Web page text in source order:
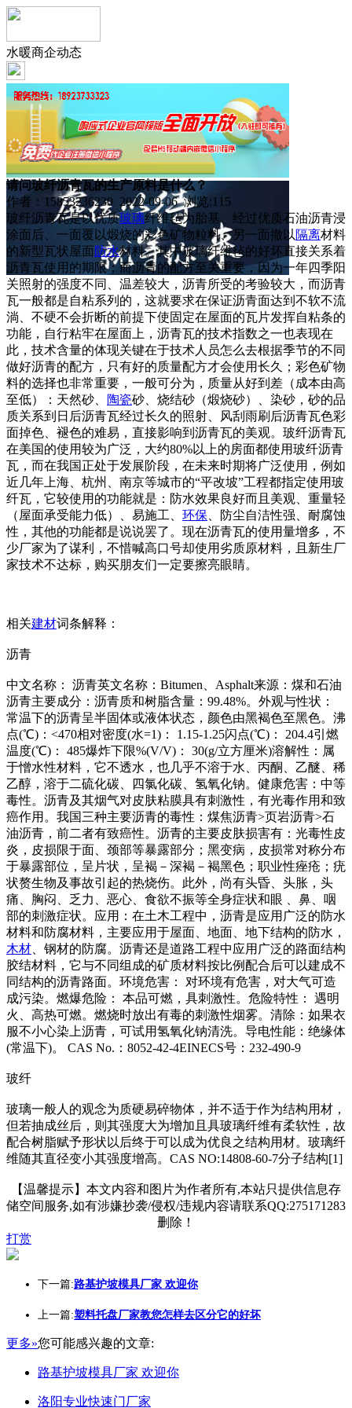
水暖商企动态
请问玻纤沥青瓦的生产原料是什么？
作者：15853236230 2022-09-06 浏览:115
玻纤沥青瓦是以优质玻璃纤维毡为胎基、经过优质石油沥青浸
涂面后、一面覆以煅烧的彩色矿物粒料、另一面撤以 隔离材料
的新型瓦状屋面防水材料。其中玻璃纤维毡的好坏直接关系着
沥青瓦使用的期限；而沥青的配方至关重要，因为一年四季阳
关照射的强度不同、温差较大，沥青所受的考验较大，而沥青
瓦一般都是自粘系列的，这就要求在保证沥青面达到不软不流
淌、不硬不会折断的前提下使固定在屋面的瓦片发挥自粘条的
功能，自行粘牢在屋面上，沥青瓦的技术指数之一也表现在
此，技术含量的体现关键在于技术人员怎么去根据季节的不同
做好沥青的配方，只有好的质量配方才会使用长久；彩色矿物
料的选择也非常重要，一般可分为，质量从好到差（成本由高
至低）：天然砂、
陶瓷砂、烧结砂（煅烧砂）、染砂，砂的品
质关系到日后沥青瓦经过长久的照射、风刮雨刷后沥青瓦色彩
面掉色、褪色的难易，直接影响到沥青瓦的美观。玻纤沥青瓦
在美国的使用较为广泛，大约80%以上的房面都使用玻纤沥青
瓦，而在我国正处于发展阶段，在未来时期将广泛使用，例如
近几年上海、杭州、南京等城市的“平改坡”工程都指定使用玻
纤瓦，它较使用的功能就是：防水效果良好而且美观、重量轻
（屋面承受能力低）、易施工、 环保 、防尘自洁性强、耐腐蚀
性，其他的功能都是说说罢了。现在沥青瓦的使用量增多，不
少厂家为了谋利，不惜喊高口号却使用劣质原材料，且新生厂
家技术不达标，购买朋友们一定要擦亮眼睛。
相关建材词条解释：
沥青
中文名称： 沥青英文名称：Bitumen、Asphalt来源：煤和石油
沥青主要成分：沥青质和树脂含量：99.48%。外观与性状：
常温下的沥青呈半固体或液体状态，颜色由黑褐色至黑色。沸
点(℃)：<470相对密度(水=1)： 1.15-1.25闪点(℃)： 204.4引燃
温度(℃)： 485爆炸下限%(V/V)： 30(g/立方厘米)溶解性：属
于憎水性材料，它不透水，也几乎不溶于水、丙酮、乙醚、稀
乙醇，溶于二硫化碳、四氯化碳、氢氧化钠。健康危害：中等
毒性。沥青及其烟气对皮肤粘膜具有刺激性，有光毒作用和致
癌作用。我国三种主要沥青的毒性：煤焦沥青>页岩沥青>石
油沥青，前二者有致癌性。沥青的主要皮肤损害有：光毒性皮
炎，皮损限于面、颈部等暴露部分；黑变病，皮损常对称分布
于暴露部位，呈片状，呈褐－深褐－褐黑色；职业性痤疮；疣
状赘生物及事故引起的热烧伤。此外，尚有头昏、头胀，头
痛、胸闷、乏力、恶心、食欲不振等全身症状和眼 、鼻、咽
部的刺激症状。应用：在土木工程中，沥青是应用广泛的防水
材料和防腐材料，主要应用于屋面、地面、地下结构的防水，
木材 、钢材的防腐。沥青还是道路工程中应用广泛的路面结构
胶结材料，它与不同组成的矿质材料按比例配合后可以建成不
同结构的沥青路面。环境危害： 对环境有危害，对大气可造
成污染。燃爆危险： 本品可燃，具刺激性。危险特性： 遇明
火、高热可燃。燃烧时放出有毒的刺激性烟雾。清除：如果衣
服不小心染上沥青，可试用氢氧化钠清洗。导电性能：绝缘体
(常温下)。 CAS No.：8052-42-4EINECS号：232-490-9
玻纤
玻璃一般人的观念为质硬易碎物体，并不适于作为结构用材，
但若抽成丝后，则其强度大为增加且具玻璃纤维有柔软性，故
配合树脂赋予形状以后终于可以成为优良之结构用材。玻璃纤
维随其直径变小其强度增高。CAS NO:14808-60-7分子结构[1]
【温馨提示】本文内容和图片为作者所有,本站只提供信息存
储空间服务,如有涉嫌抄袭/侵权/违规内容请联系QQ:275171283
删除！
打赏
下一篇:路基护坡模具厂家 欢迎你
上一篇:塑料托盘厂家教您怎样去区分它的好坏
更多»您可能感兴趣的文章:
路基护坡模具厂家 欢迎你
洛阳专业快速门厂家